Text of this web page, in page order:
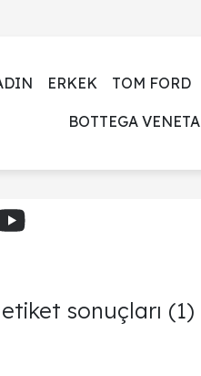
ERKEK TOM FORD
BOTTEGA VENETA
sonuçları (1)